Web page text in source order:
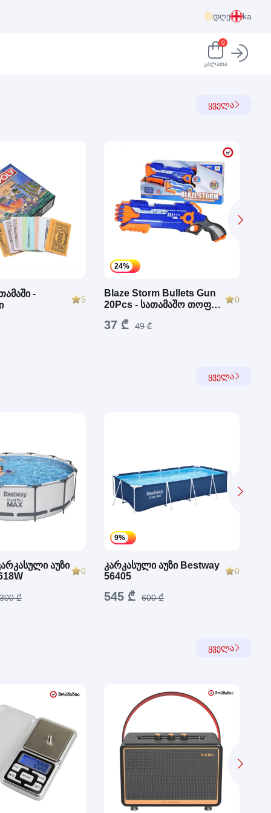
დღე ka
0
კალათა
ყველა
-
5
24%
Blaze Storm Bullets Gun
20Pcs - სათამაშო თოფი
0
37 ₾ 49 ₾
ყველა
აუზი
0
₾
9%
კარკასული აუზი Bestway
56405
0
545 ₾ 600 ₾
ყველა